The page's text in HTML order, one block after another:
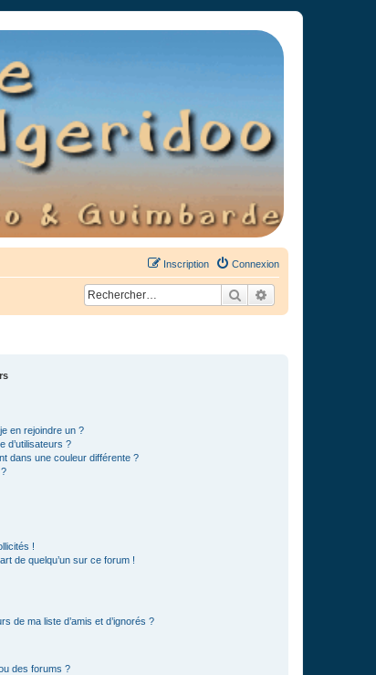
Connexion
Inscription
Rechercher
en rejoindre un ?
d’utilisateurs ?
dans une couleur différente ?
!
de quelqu’un sur ce forum !
de ma liste d’amis et d’ignorés ?
des forums ?